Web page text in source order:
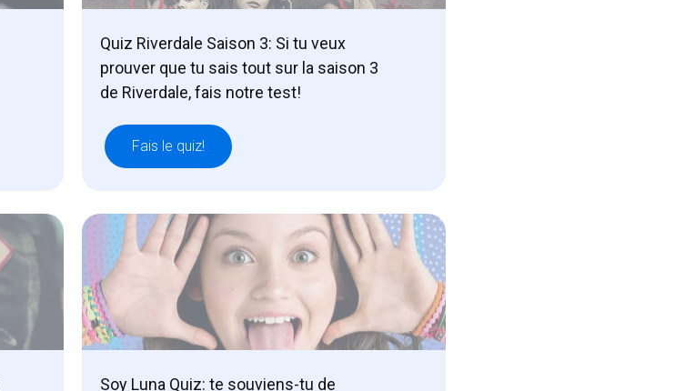
Quiz Riverdale Saison 3: Si tu veux
prouver que tu sais tout sur la saison 3
de Riverdale, fais notre test!
Fais le quiz!
Soy Luna Quiz: te souviens-tu de